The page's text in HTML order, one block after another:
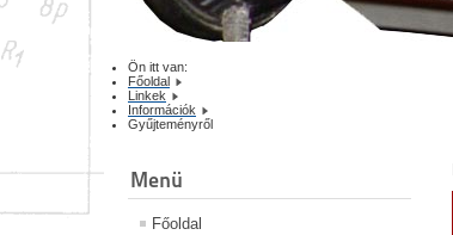
Ön itt van:
Főoldal
Linkek
Információk
Gyűjteményről
Menü
Főoldal